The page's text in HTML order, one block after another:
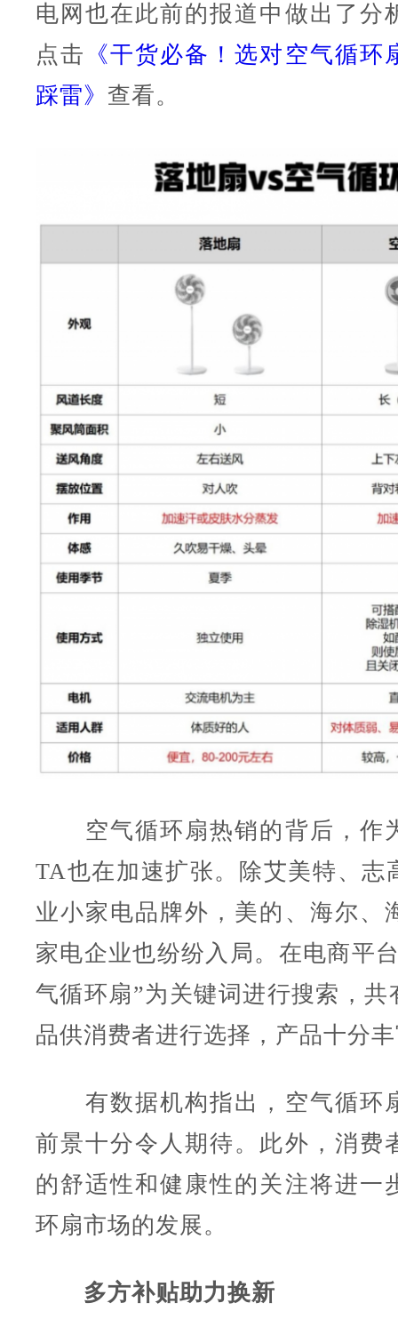
电网也在此前的报道中做出了分
点击 《干货必备！选对空气循环
踩雷》 查看。
空气循环扇热销的背后，作
TA也在加速扩张。除艾美特、志
业小家电品牌外，美的、海尔、
家电企业也纷纷入局。在电商平
气循环扇”为关键词进行搜索，共
品供消费者进行选择，产品十分
有数据机构指出，空气循环
前景十分令人期待。此外，消费
的舒适性和健康性的关注将进一
环扇市场的发展。
多方补贴助力换新